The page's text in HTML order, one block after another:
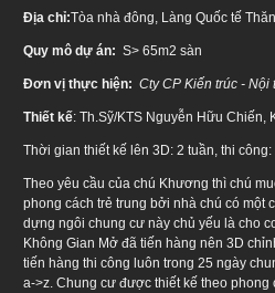
Địa chỉ:Tòa nhà đông, Làng Quốc tế
Quy mô dự án: S> 65m2 sàn
Đơn vị thực hiện: Cty CP Kiến trúc - Nội
Thiết kế: Th.Sỹ/KTS Nguyễn Hữu Chiến,
Thời gian thiết kế lên 3D: 2 tuần, thi
Theo yêu cầu của chú Khương thì chú
phong cách trẻ trung bởi nhà chú có một
dựng ngôi chung cư này chủ yếu là cho
Không Gian Mở đã tiến hàng nên 3D
tiến hàng thi công luôn trong 25 ngày
a->z. Chung cư được thiết kế theo